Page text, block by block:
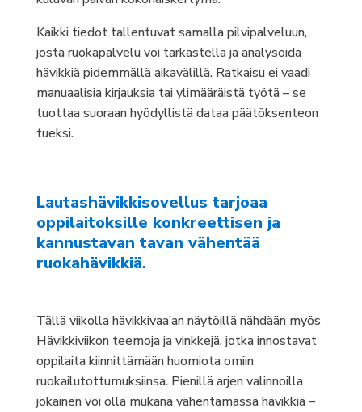
Kaikki tiedot tallentuvat samalla pilvipalveluun,
josta ruokapalvelu voi tarkastella ja analysoida
hävikkiä pidemmällä aikavälillä. Ratkaisu ei vaadi
manuaalisia kirjauksia tai ylimääräistä työtä – se
tuottaa suoraan hyödyllistä dataa päätöksenteon
tueksi.
Lautashävikkisovellus tarjoaa
oppilaitoksille konkreettisen ja
kannustavan tavan vähentää
ruokahävikkiä.
Tällä viikolla hävikkivaa’an näytöillä nähdään myös
Hävikkiviikon teemoja ja vinkkejä, jotka innostavat
oppilaita kiinnittämään huomiota omiin
ruokailutottumuksiinsa. Pienillä arjen valinnoilla
jokainen voi olla mukana vähentämässä hävikkiä –